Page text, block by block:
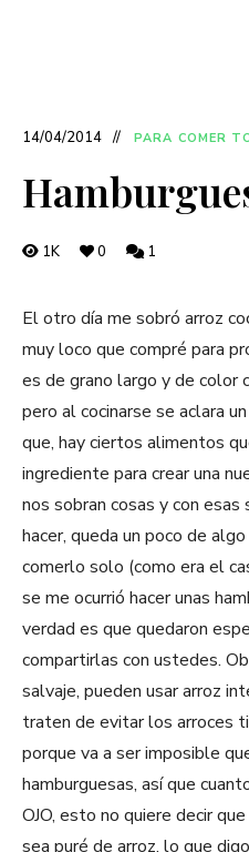
14/04/2014 PARA COMER
1K 0 1
El otro día me sobró arroz
muy loco que compré para
es de grano largo y de color
pero al cocinarse se aclara
que, hay ciertos alimentos
ingrediente para crear una
nos sobran cosas y con
hacer, queda un poco de
comerlo solo (como era el
se me ocurrió hacer unas
verdad es que quedaron
compartirlas con ustedes.
salvaje, pueden usar arroz
traten de evitar los arroces
porque va a ser imposible
hamburguesas, así que
OJO, esto no quiere decir
sea puré de arroz, lo que